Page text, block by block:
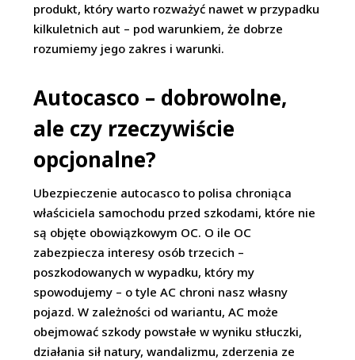
produkt, który warto rozważyć nawet w przypadku
kilkuletnich aut – pod warunkiem, że dobrze
rozumiemy jego zakres i warunki.
Autocasco – dobrowolne,
ale czy rzeczywiście
opcjonalne?
Ubezpieczenie autocasco to polisa chroniąca
właściciela samochodu przed szkodami, które nie
są objęte obowiązkowym OC. O ile OC
zabezpiecza interesy osób trzecich –
poszkodowanych w wypadku, który my
spowodujemy – o tyle AC chroni nasz własny
pojazd. W zależności od wariantu, AC może
obejmować szkody powstałe w wyniku stłuczki,
działania sił natury, wandalizmu, zderzenia ze